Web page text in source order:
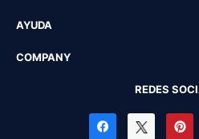
AYUDA
COMPANY
REDES